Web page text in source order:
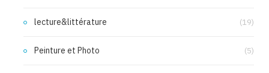
lecture&littérature (19)
Peinture et Photo (5)